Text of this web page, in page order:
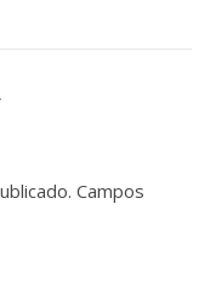
Campos